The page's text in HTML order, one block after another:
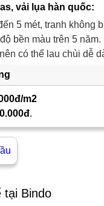
vải lụa hàn quốc:
5 mét, tranh không
bền màu trên 5 năm.
có thể lau chùi dễ
m2
.
tại Bindo